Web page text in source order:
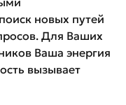
новых путей
Для Ваших
Ваша энергия
вызывает